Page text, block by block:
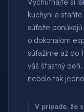
kuchyni a
súťaže
o dokonalom
súťažíme až do
váš šťastný
nebolo tak
V prípade, že